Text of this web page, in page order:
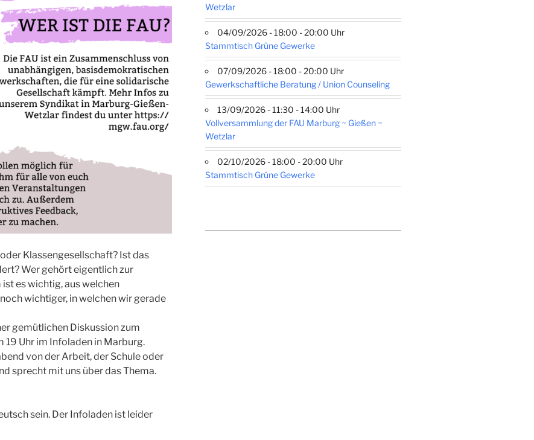
Klassengesellschaft? Ist das
Wer gehört eigentlich zur
es wichtig, aus welchen
wichtiger, in welchen wir gerade
gemütlichen Diskussion zum
19 Uhr im Infoladen in Marburg.
von der Arbeit, der Schule oder
sprecht mit uns über das Thema.
sein. Der Infoladen ist leider
Wetzlar
04/09/2026 - 18:00 - 20:00 Uhr
Stammtisch Grüne Gewerke
07/09/2026 - 18:00 - 20:00 Uhr
Gewerkschaftliche Beratung / Union Counseling
13/09/2026 - 11:30 - 14:00 Uhr
Vollversammlung der FAU Marburg ~ Gießen ~
Wetzlar
02/10/2026 - 18:00 - 20:00 Uhr
Stammtisch Grüne Gewerke